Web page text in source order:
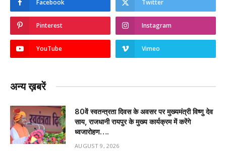
Facebook Twitter
Pinterest Instagram
YouTube Vimeo
अन्य ख़बरें
80वें स्वतन्त्रता दिवस के अवसर पर मुख्यमंत्री विष्णु देव
साय, राजधानी रायपुर के मुख्य कार्यक्रम में करेंगे
ध्वजारोहण….
AUGUST 9, 2026